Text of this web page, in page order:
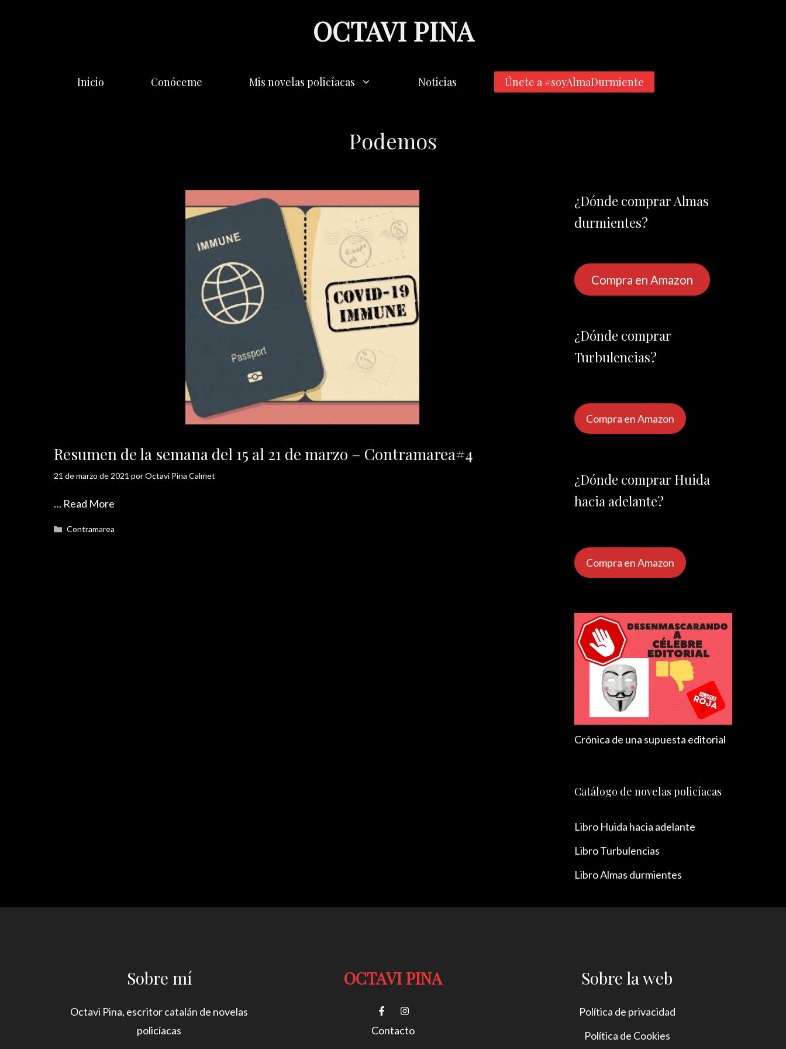
OCTAVI PINA
Inicio Conóceme Mis novelas policíacas Noticias Únete a #soyAlmaDurmiente
Podemos
Resumen de la semana del 15 al 21 de marzo – Contramarea#4
21 de marzo de 2021 porOctavi Pina Calmet
… Read More
Categorías
Contramarea
¿Dónde comprar Almas
durmientes?
Compra en Amazon
¿Dónde comprar
Turbulencias?
Compra en Amazon
¿Dónde comprar Huida
hacia adelante?
Compra en Amazon
Crónica de una supuesta editorial
Catálogo de novelas policíacas
Libro Huida hacia adelante
Libro Turbulencias
Libro Almas durmientes
Sobre mí
Octavi Pina, escritor catalán de novelas
policíacas
OCTAVI PINA
Contacto
Sobre la web
Política de privacidad
Política de Cookies